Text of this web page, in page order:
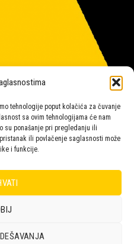
tehnologije poput kolačića za čuvanje
sa ovim tehnologijama će nam
su ponašanje pri pregledanju ili
ili povlačenje saglasnosti može
i funkcije.